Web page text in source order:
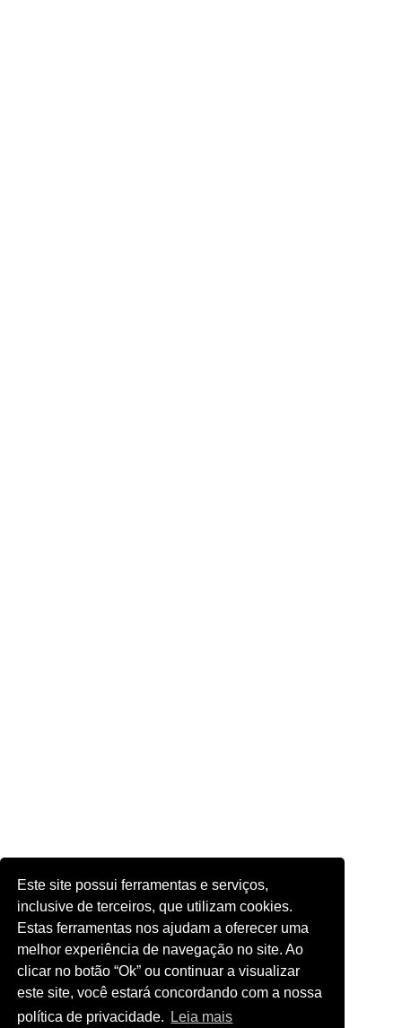
Este site possui ferramentas e serviços,
inclusive de terceiros, que utilizam cookies.
Estas ferramentas nos ajudam a oferecer uma
melhor experiência de navegação no site. Ao
clicar no botão “Ok” ou continuar a visualizar
este site, você estará concordando com a nossa
política de privacidade.
Leia mais